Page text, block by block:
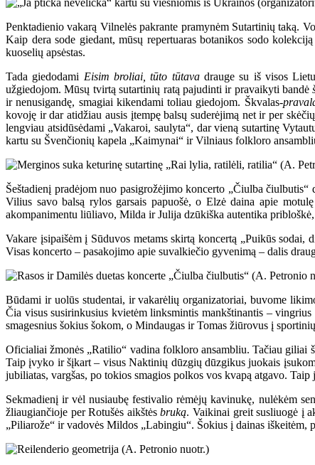
Penktadienio vakarą Vilnelės pakrante pramynėm Sutartinių taką.
Kaip dera sode giedant, mūsų repertuaras botanikos sodo
kuoselių apsėstas.
Tada giedodami Eisim broliai, tūto tūtavadrauge su iš visos
užgiedojom. Mūsų tvirtą sutartinių ratą pajudinti ir pravaikyti bandė
ir nenusigandę, smagiai kikendami toliau giedojom. Škvalas-
kovoję ir dar atidžiau ausis įtempę balsų suderėjimą net ir per
lengviau atsidūsėdami „Vakaroi, saulyta“, dar vieną sutartinę
kartu su Švenčionių kapela „Kaimynai“ ir Vilniaus folkloro
Šeštadienį pradėjom nuo pasigrožėjimo koncerto „Čiulba
Vilius savo balsą rylos garsais papuošė, o Elzė daina apie
akompanimentu liūliavo, Milda ir Julija dzūkiška autentika
Vakare įsipaišėm į Sūduvos metams skirtą koncertą „Puikūs
Visas koncerto – pasakojimo apie suvalkiečio gyvenimą – dalis
Būdami ir uolūs studentai, ir vakarėlių organizatoriai, buvome
Čia visus susirinkusius kvietėm linksmintis mankštinantis – vingrius
smagesnius šokius šokom, o Mindaugas ir Tomas žiūrovus į
Oficialiai žmonės „Ratilio“ vadina folkloro ansambliu. Tačiau giliai
Taip įvyko ir šįkart – visus Naktinių dūzgių dūzgikus juokais
jubiliatas, vargšas, po tokios smagios polkos vos kvapą atgavo.
Sekmadienį ir vėl nusiaubę festivalio rėmėjų kavinukę, nulėkėm
žliaugiančioje per Rotušės aikštėsbruką. Vaikinai greit susliuogė į
„Piliarože“ ir vadovės Mildos „Labingiu“. Šokius į dainas